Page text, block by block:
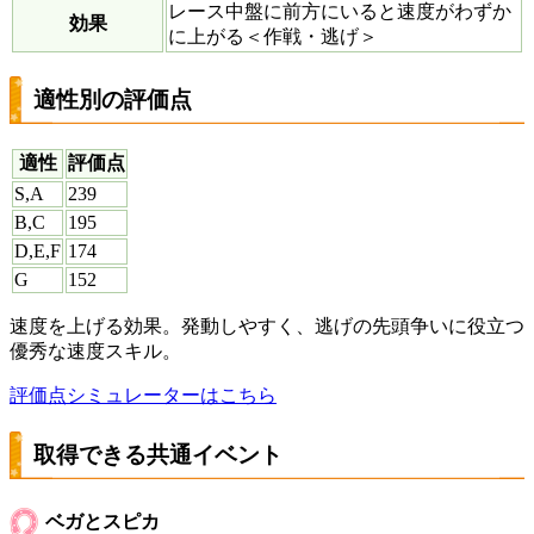
効果
レース中盤に前方にいると速度がわずか
に上がる＜作戦・逃げ＞
適性別の評価点
適性 評価点
S,A
239
B,C
195
D,E,F 174
G
152
速度を上げる効果。発動しやすく、逃げの先頭争いに役立つ
優秀な速度スキル。
評価点シミュレーターはこちら
取得できる共通イベント
ベガとスピカ